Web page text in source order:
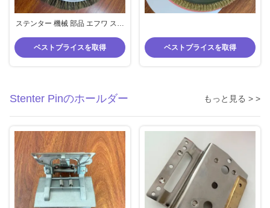
ステンター 機械 部品 エフワ ステ
豚 毛 ブラシ 材料
ベストプライスを取得 ベストプライスを取得
Stenter Pinのホールダー もっと見る > >